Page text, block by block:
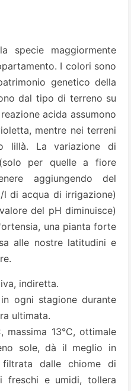
specie maggiormente
I colori sono
genetico della
dal tipo di terreno su
acida assumono
mentre nei terreni
lillà. La variazione di
per quelle a fiore
aggiungendo del
di acqua di irrigazione)
del pH diminuisce)
una pianta forte
alle nostre latitudini e
indiretta.
ogni stagione durante
ultimata.
massima 13°C, ottimale
sole, dà il meglio in
filtrata dalle chiome di
freschi e umidi, tollera